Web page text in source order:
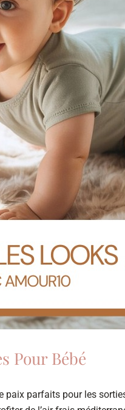
Pour Bébé
parfaits pour les